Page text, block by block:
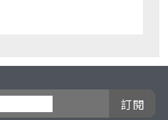
訂閱電子報按鈕